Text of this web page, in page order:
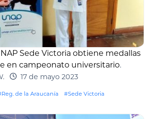
Sede Victoria obtiene medallas
en campeonato universitario.
17 de mayo 2023
de la Araucanía #Sede Victoria